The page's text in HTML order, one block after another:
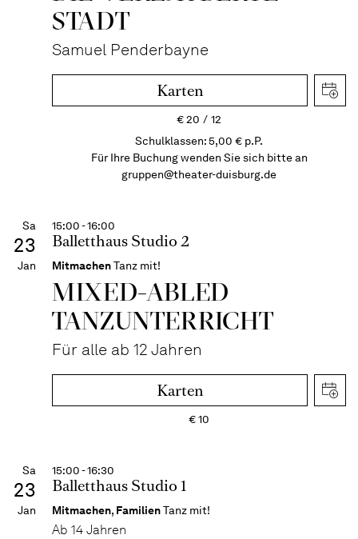
STADT
Samuel Penderbayne
Karten
€20
12
Schulklassen: 5,00 € p.P.
Für Ihre Buchung wenden Sie sich bitte an
gruppen@theater-duisburg.de
Sa
23
Jan
15:00 - 16:00
Balletthaus Studio 2
MitmachenTanz mit!
MIXED-­ABLED
TANZ­UNTER­RICHT
Für alle ab 12 Jahren
Karten
€10
Sa
23
Jan
15:00 - 16:30
Balletthaus Studio 1
Mitmachen, FamilienTanz mit!
Ab 14 Jahren